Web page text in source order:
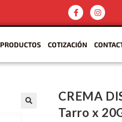
PRODUCTOS COTIZACIÓN
CREMA
Tarro x